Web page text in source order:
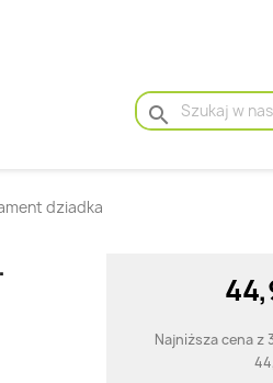
search
dziadka
Najniższa cena z